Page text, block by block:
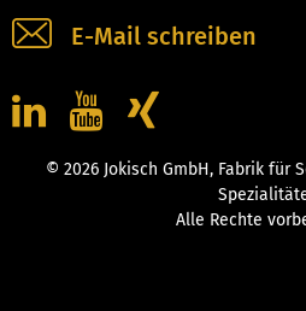
E-Mail schreiben
© 2026 Jokisch GmbH, Fabrik für
Alle Rechte